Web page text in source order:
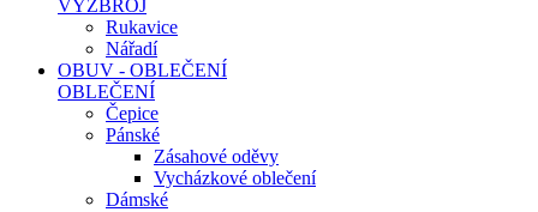
VÝZBROJ
Rukavice
Nářadí
OBUV - OBLEČENÍ
OBLEČENÍ
Čepice
Pánské
Zásahové oděvy
Vycházkové oblečení
Dámské